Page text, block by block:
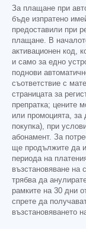
За плащане при
бъде изпратено
предоставили при
плащане. В
активационен код,
и само за едно
поднови
съответствие с
страницата за
препратка; цените
или промоцията, за
покупка), при
абонамент. За
ще продължите да
периода на
възстановяване на
трябва да
рамките на 30 дни
спрете да
възстановяването